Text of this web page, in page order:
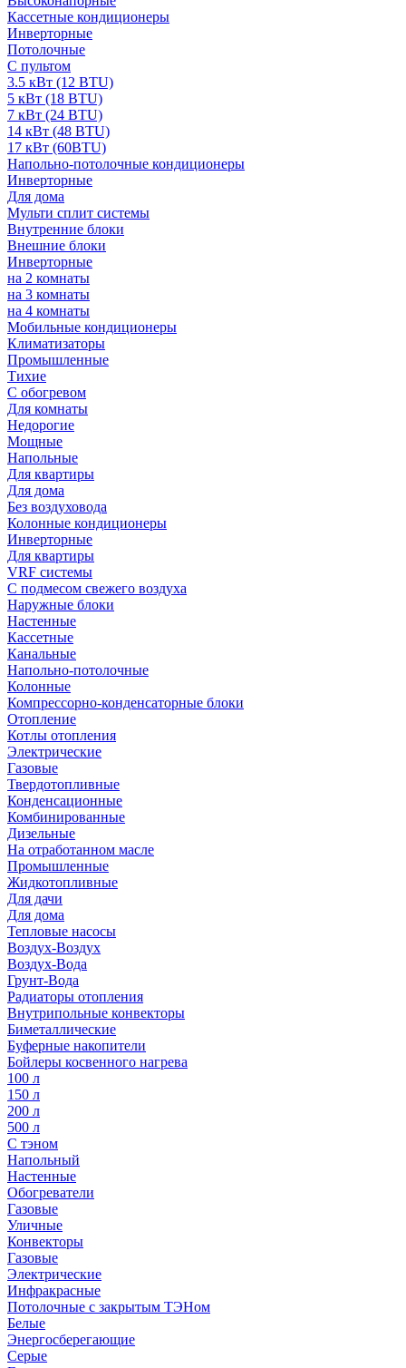
Кассетные кондиционеры
Инверторные
Потолочные
С пультом
3.5 кВт (12 BTU)
5 кВт (18 BTU)
7 кВт (24 BTU)
14 кВт (48 BTU)
17 кВт (60BTU)
Напольно-потолочные кондиционеры
Инверторные
Для дома
Мульти сплит системы
Внутренние блоки
Внешние блоки
Инверторные
на 2 комнаты
на 3 комнаты
на 4 комнаты
Мобильные кондиционеры
Климатизаторы
Промышленные
Тихие
С обогревом
Для комнаты
Недорогие
Мощные
Напольные
Для квартиры
Для дома
Без воздуховода
Колонные кондиционеры
Инверторные
Для квартиры
VRF системы
С подмесом свежего воздуха
Наружные блоки
Настенные
Кассетные
Канальные
Напольно-потолочные
Колонные
Компрессорно-конденсаторные блоки
Отопление
Котлы отопления
Электрические
Газовые
Твердотопливные
Конденсационные
Комбинированные
Дизельные
На отработанном масле
Промышленные
Жидкотопливные
Для дачи
Для дома
Тепловые насосы
Воздух-Воздух
Воздух-Вода
Грунт-Вода
Радиаторы отопления
Внутрипольные конвекторы
Биметаллические
Буферные накопители
Бойлеры косвенного нагрева
100 л
150 л
200 л
500 л
С тэном
Напольный
Настенные
Обогреватели
Газовые
Уличные
Конвекторы
Газовые
Электрические
Инфракрасные
Потолочные с закрытым ТЭНом
Белые
Энергосберегающие
Серые